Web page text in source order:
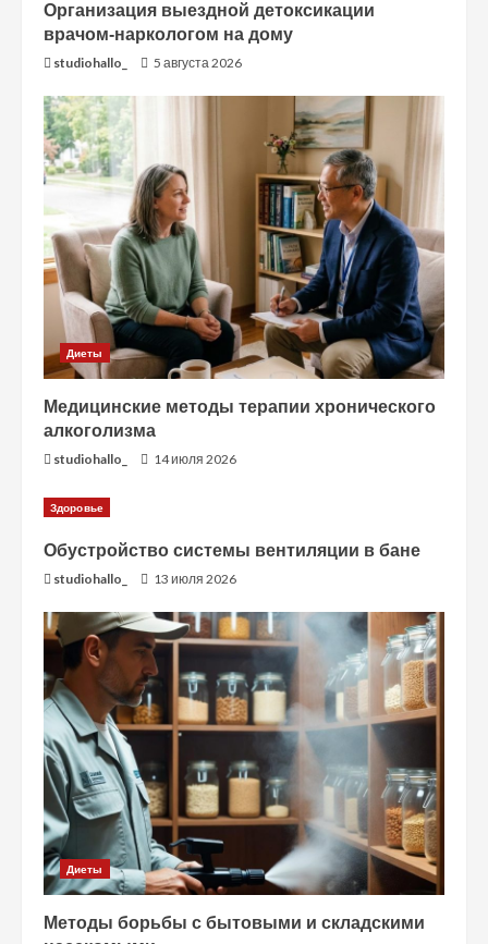
Организация выездной детоксикации
врачом-наркологом на дому
studiohallo_ 5 августа 2026
Диеты
Медицинские методы терапии хронического
алкоголизма
studiohallo_ 14 июля 2026
Здоровье
Обустройство системы вентиляции в бане
studiohallo_ 13 июля 2026
Диеты
Методы борьбы с бытовыми и складскими